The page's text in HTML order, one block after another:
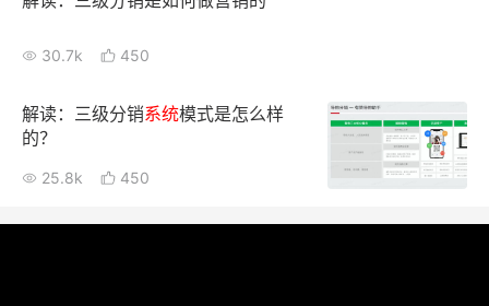
30.7k 450
解读：三级分销系统模式是怎么样
的？
25.8k 450